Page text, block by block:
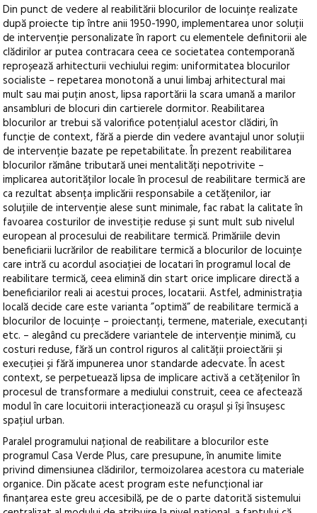
Din punct de vedere al reabilitării blocurilor de locuințe realizate
după proiecte tip între anii 1950-1990, implementarea unor soluții
de intervenție personalizate în raport cu elementele definitorii ale
clădirilor ar putea contracara ceea ce societatea contemporană
reproșează arhitecturii vechiului regim: uniformitatea blocurilor
socialiste – repetarea monotonă a unui limbaj arhitectural mai
mult sau mai puțin anost, lipsa raportării la scara umană a marilor
ansambluri de blocuri din cartierele dormitor. Reabilitarea
blocurilor ar trebui să valorifice potențialul acestor clădiri, în
funcție de context, fără a pierde din vedere avantajul unor soluții
de intervenție bazate pe repetabilitate. În prezent reabilitarea
blocurilor rămâne tributară unei mentalități nepotrivite –
implicarea autorităților locale în procesul de reabilitare termică are
ca rezultat absența implicării responsabile a cetățenilor, iar
soluțiile de intervenție alese sunt minimale, fac rabat la calitate în
favoarea costurilor de investiție reduse și sunt mult sub nivelul
european al procesului de reabilitare termică. Primăriile devin
beneficiarii lucrărilor de reabilitare termică a blocurilor de locuințe
care intră cu acordul asociației de locatari în programul local de
reabilitare termică, ceea elimină din start orice implicare directă a
beneficiarilor reali ai acestui proces, locatarii. Astfel, administrația
locală decide care este varianta ”optimă” de reabilitare termică a
blocurilor de locuințe – proiectanți, termene, materiale, executanți
etc. – alegând cu precădere variantele de intervenție minimă, cu
costuri reduse, fără un control riguros al calității proiectării și
execuției și fără impunerea unor standarde adecvate. În acest
context, se perpetuează lipsa de implicare activă a cetățenilor în
procesul de transformare a mediului construit, ceea ce afectează
modul în care locuitorii interacționează cu orașul și își însușesc
spațiul urban.
Paralel programului național de reabilitare a blocurilor este
programul Casa Verde Plus, care presupune, în anumite limite
privind dimensiunea clădirilor, termoizolarea acestora cu materiale
organice. Din păcate acest program este nefuncțional iar
finanțarea este greu accesibilă, pe de o parte datorită sistemului